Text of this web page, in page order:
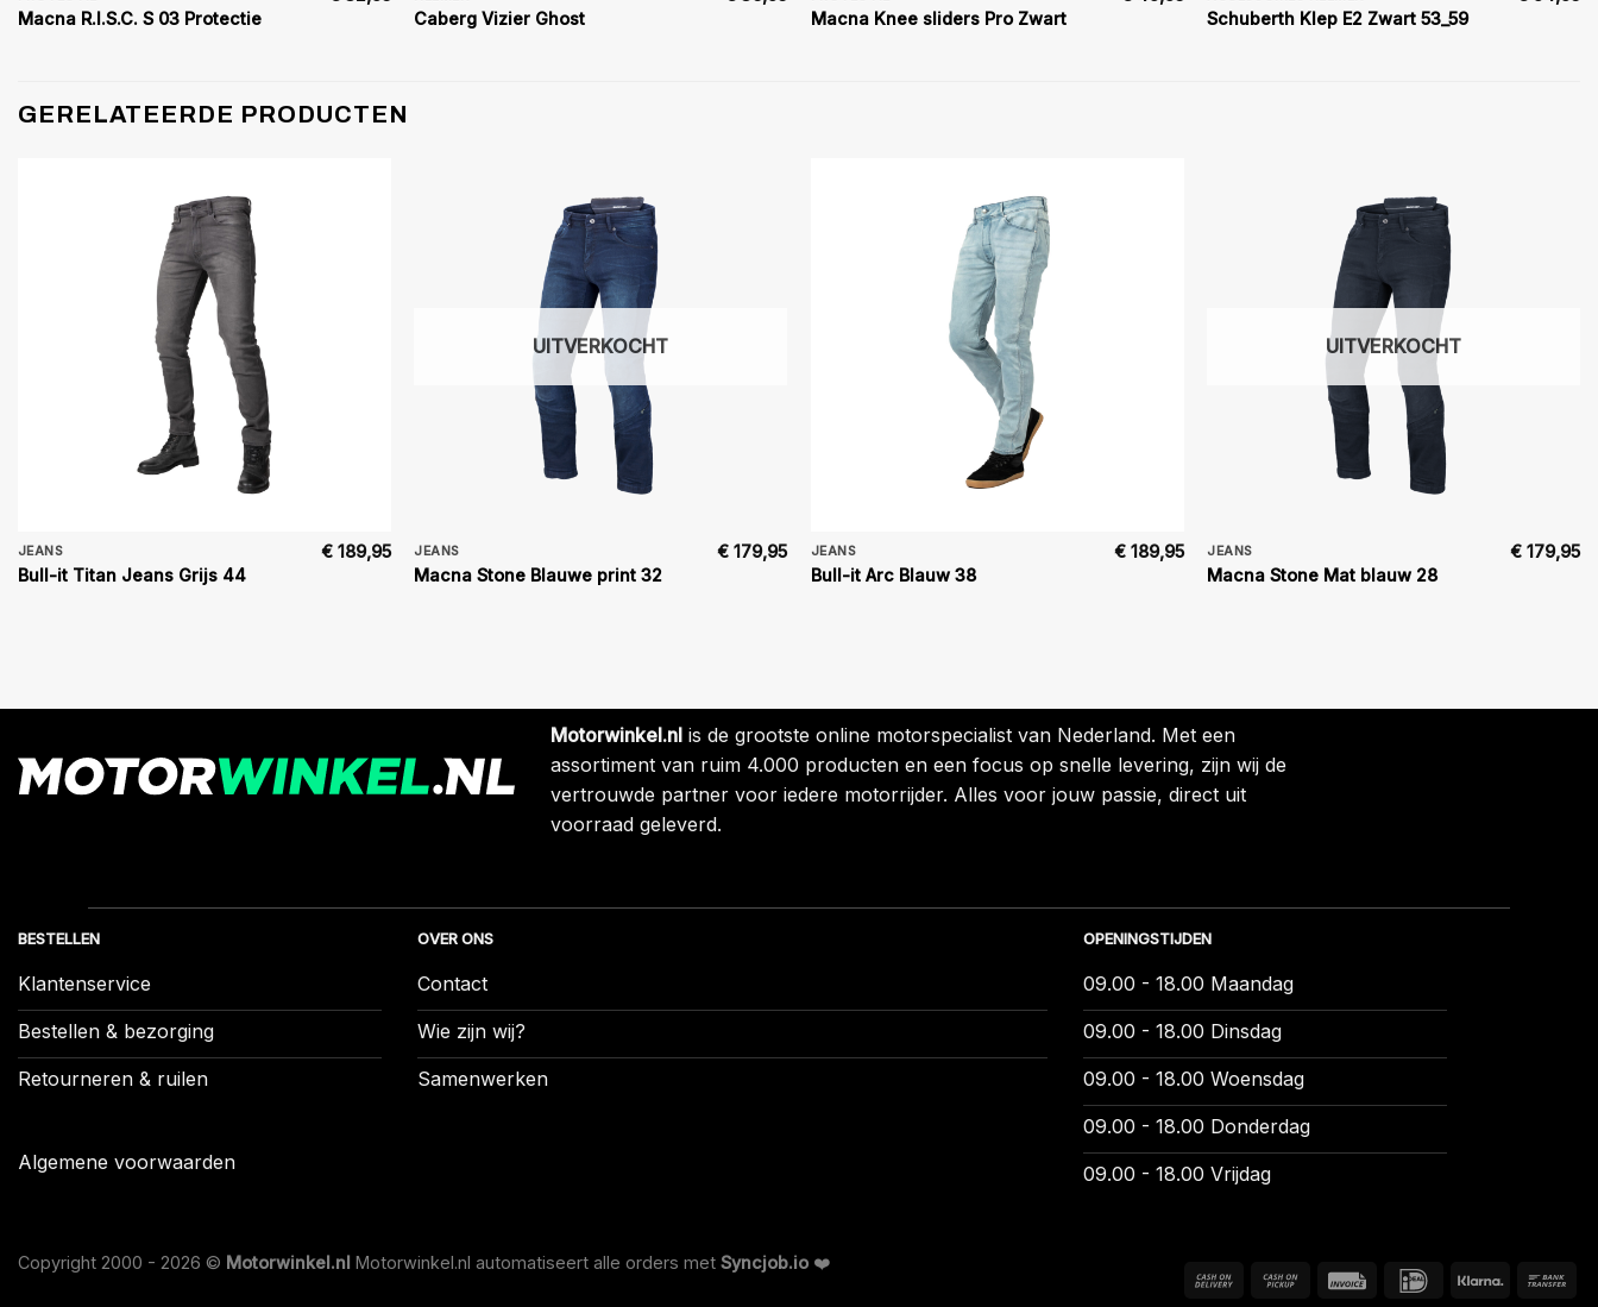
Macna R.I.S.C. S 03 Protectie Caberg Vizier Ghost Macna Knee sliders Pro Zwart Schuberth Klep E2 Zwart 53_59
GERELATEERDE PRODUCTEN
JEANS
Bull-it Titan Jeans Grijs 44
€189,95
UITVERKOCHT
JEANS
Macna Stone Blauwe print 32
€ 179,95 JEANS
Bull-it Arc Blauw 38
€189,95
UITVERKOCHT
JEANS
Macna Stone Mat blauw 28
€ 179,95
Motorwinkel.nl is de grootste online motorspecialist van Nederland. Met een
assortiment van ruim 4.000 producten en een focus op snelle levering, zijn wij de
vertrouwde partner voor iedere motorrijder. Alles voor jouw passie, direct uit
voorraad geleverd.
BESTELLEN
Klantenservice
Bestellen & bezorging
Retourneren & ruilen
Algemene voorwaarden
OVER ONS
Contact
Wie zijn wij?
Samenwerken
OPENINGSTIJDEN
09.00 - 18.00 Maandag
09.00 - 18.00 Dinsdag
09.00 - 18.00 Woensdag
09.00 - 18.00 Donderdag
09.00 - 18.00 Vrijdag
Copyright 2000 - 2026 © Motorwinkel.nl Motorwinkel.nl automatiseert alle orders met Syncjob.io ❤️